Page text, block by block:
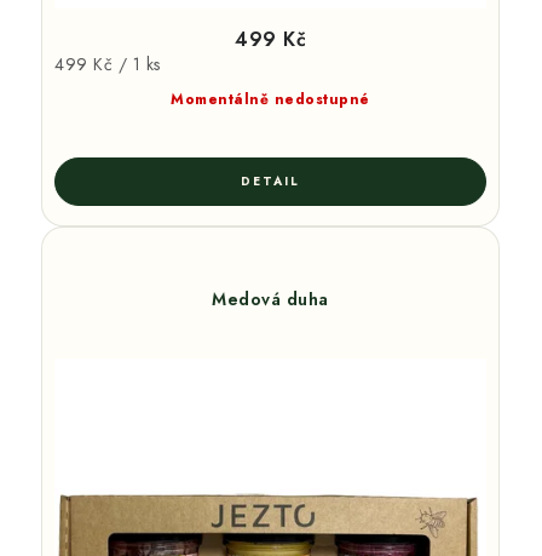
Momentálně nedostupné
499 Kč
Měrná
499 Kč / 1 ks
Medová duha